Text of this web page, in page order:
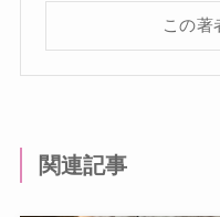
この著
関連記事